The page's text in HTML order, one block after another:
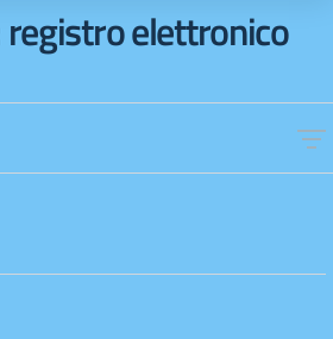
elettronico